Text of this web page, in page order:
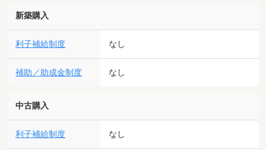
新築購入
利子補給制度 なし
補助／助成金制度 なし
中古購入
利子補給制度 なし